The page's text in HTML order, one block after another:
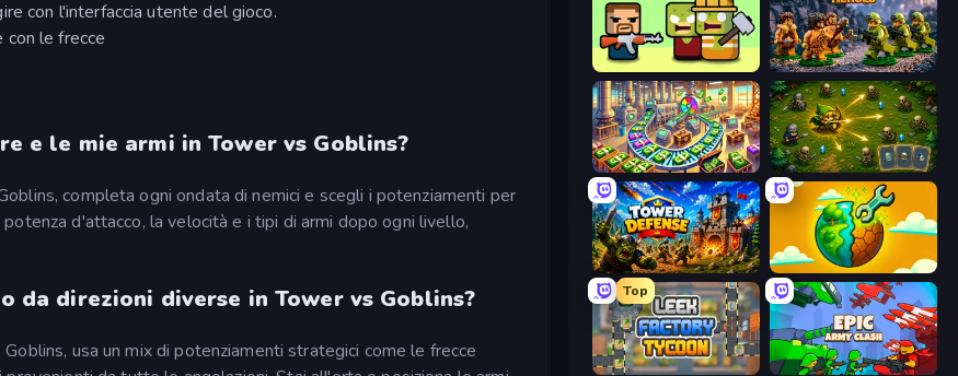
con l'interfaccia utente del gioco.
con le frecce
e le mie armi in Tower vs Goblins?
completa ogni ondata di nemici e scegli i potenziamenti per
d'attacco, la velocità e i tipi di armi dopo ogni livello,
da direzioni diverse in Tower vs Goblins?
usa un mix di potenziamenti strategici come le frecce
Zombie Horde: Build & Survive Age of Heroes
Money Factory: Tycoon Idle Game Tiny Ranger
Tower Defense Land Explorers: Merge & Build
Top
Leek Factory Tycoon Epic Army Clash